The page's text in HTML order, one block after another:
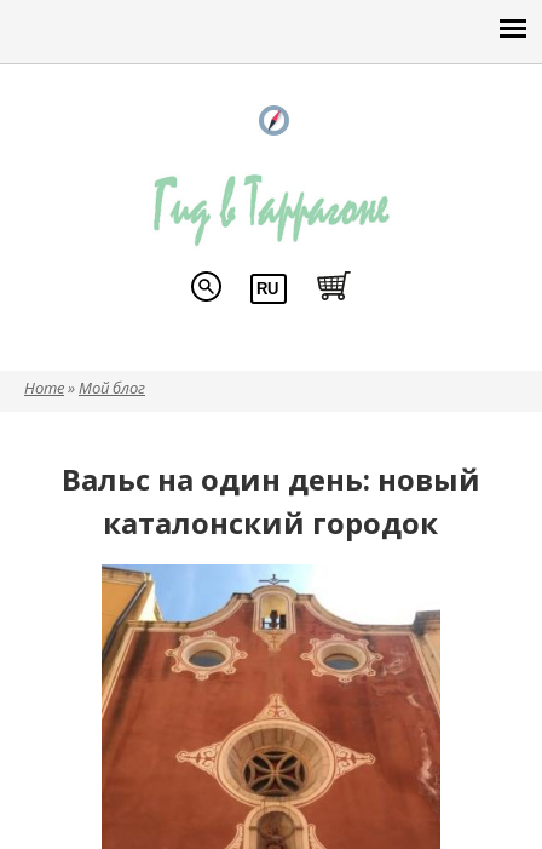
Home»Мой блог
Вальс на один день: новый
каталонский городок